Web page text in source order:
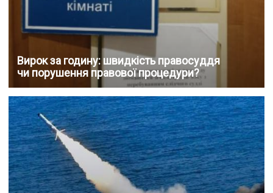
Вирок за годину: швидкість правосуддя
чи порушення правової процедури?